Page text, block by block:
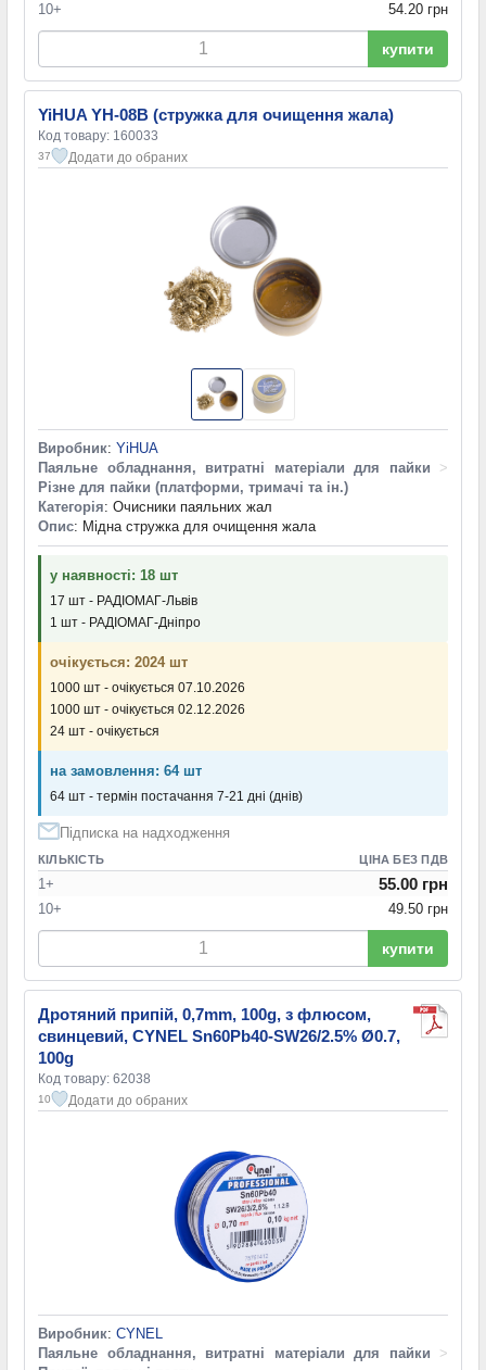
10+ 54.20 грн
купити
YiHUA YH-08B (стружка для очищення жала)
Код товару: 160033
37 Додати до обраних
Виробник: YiHUA
Паяльне обладнання, витратні матеріали для пайки
>
Різне для пайки (платформи, тримачі та ін.)
Категорія: Очисники паяльних жал
Опис: Мідна стружка для очищення жала
у наявності: 18 шт
17 шт - РАДІОМАГ-Львів
1 шт - РАДІОМАГ-Дніпро
очікується: 2024 шт
1000 шт - очікується 07.10.2026
1000 шт - очікується 02.12.2026
24 шт - очікується
на замовлення: 64 шт
64 шт - термін постачання 7-21 дні (днів)
Підписка на надходження
КІЛЬКІСТЬ ЦІНА БЕЗ ПДВ
1+ 55.00 грн
10+ 49.50 грн
купити
Дротяний припій, 0,7mm, 100g, з флюсом,
свинцевий, CYNEL Sn60Pb40-SW26/2.5% Ø0.7,
100g
Код товару: 62038
10 Додати до обраних
Виробник: CYNEL
Паяльне обладнання, витратні матеріали для пайки
>